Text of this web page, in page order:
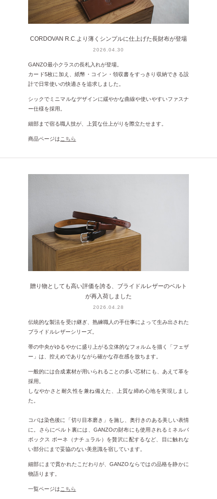
CORDOVAN R.C.より薄くシンプルに仕上げた長財布が登場
2026.04.30
GANZO最小クラスの長札入れが登場。
カード5枚に加え、紙幣・コイン・領収書をすっきり収納できる設
計で日常使いの快適さを追求しました。
シックでミニマルなデザインに緩やかな曲線や使いやすいファスナ
ー仕様を採用。
細部まで宿る職人技が、上質な仕上がりを際立たせます。
商品ページは こちら
贈り物としても高い評価を誇る、ブライドルレザーのベルト
が再入荷しました
2026.04.28
伝統的な製法を受け継ぎ、熟練職人の手仕事によって生み出された
ブライドルレザーシリーズ。
帯の中央がゆるやかに盛り上がる立体的なフォルムを描く「フェザ
ー」は、控えめでありながら確かな存在感を放ちます。
一般的には合成素材が用いられることの多い芯材にも、あえて革を
採用。
しなやかさと耐久性を兼ね備えた、上質な締め心地を実現しまし
た。
コバは染色後に「切り目本磨き」を施し、奥行きのある美しい表情
に。さらにベルト裏には、GANZOの財布にも使用されるミネルバ
ボックス ボーネ（ナチュラル）を贅沢に配するなど、目に触れな
い部分にまで妥協のない美意識を宿しています。
細部にまで貫かれたこだわりが、GANZOならではの品格を静かに
物語ります。
一覧ページは こちら